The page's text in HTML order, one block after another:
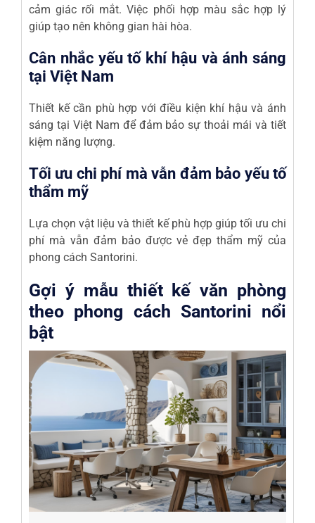
cảm giác rối mắt. Việc phối hợp màu sắc hợp lý
giúp tạo nên không gian hài hòa.
Cân nhắc yếu tố khí hậu và ánh sáng
tại Việt Nam
Thiết kế cần phù hợp với điều kiện khí hậu và ánh
sáng tại Việt Nam để đảm bảo sự thoải mái và tiết
kiệm năng lượng.
Tối ưu chi phí mà vẫn đảm bảo yếu tố
thẩm mỹ
Lựa chọn vật liệu và thiết kế phù hợp giúp tối ưu chi
phí mà vẫn đảm bảo được vẻ đẹp thẩm mỹ của
phong cách Santorini.
Gợi ý mẫu thiết kế văn phòng
theo phong cách Santorini nổi
bật